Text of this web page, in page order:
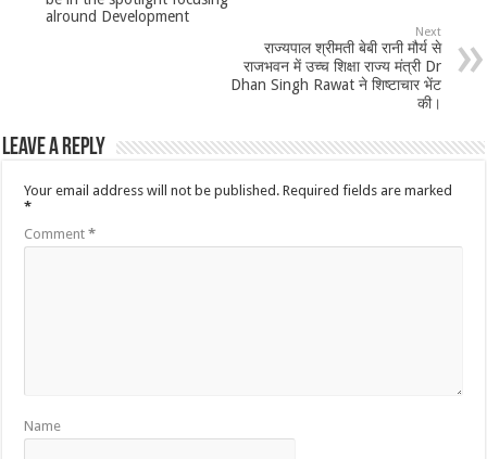
alround Development
Next
राज्यपाल श्रीमती बेबी रानी मौर्य से
राजभवन में उच्च शिक्षा राज्य मंत्री Dr
Dhan Singh Rawat ने शिष्टाचार भेंट
की।
Leave a Reply
Your email address will not be published. Required fields are marked
*
Comment*
Name